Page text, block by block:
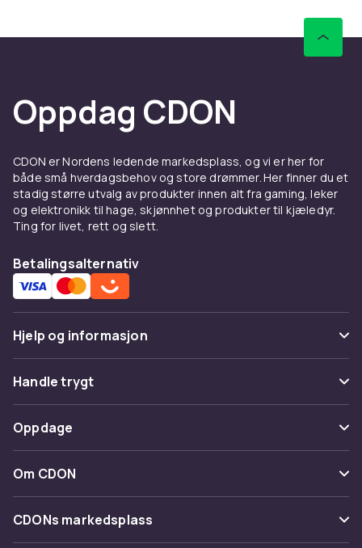
Oppdag CDON
CDON er Nordens ledende markedsplass, og vi er her for
både små hverdagsbehov og store drømmer. Her finner du et
stadig større utvalg av produkter innen alt fra gaming, leker
og elektronikk til hage, skjønnhet og produkter til kjæledyr.
Ting for livet, rett og slett.
Betalingsalternativ
Hjelp og informasjon
Vanlige spørsmål
Spor pakke
Angre & returner her
Kontakt oss
Handle trygt
Betaling
Levering
Tilbakekallinger
Oppdage
Kategorier
Varemerker
Om CDON
Om oss
CDONs markedsplass